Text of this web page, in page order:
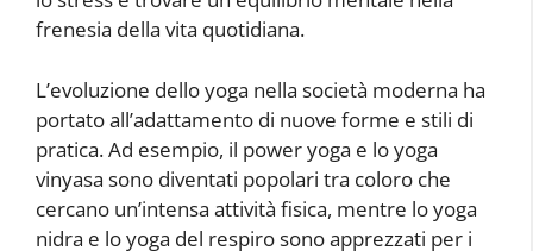
frenesia della vita quotidiana.
L’evoluzione dello yoga nella società moderna ha
portato all’adattamento di nuove forme e stili di
pratica. Ad esempio, il power yoga e lo yoga
vinyasa sono diventati popolari tra coloro che
cercano un’intensa attività fisica, mentre lo yoga
nidra e lo yoga del respiro sono apprezzati per i